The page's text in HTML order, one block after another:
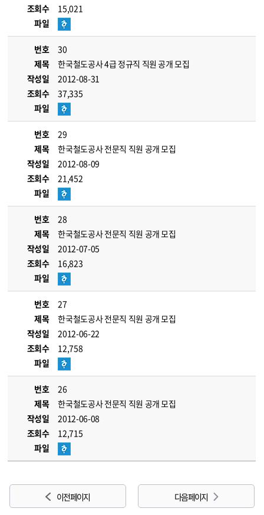
조회수
15,021
파일
번호
30
제목
한국철도공사 4급 정규직 직원 공개 모집
작성일
2012-08-31
조회수
37,335
파일
번호
29
제목
한국철도공사 전문직 직원 공개 모집
작성일
2012-08-09
조회수
21,452
파일
번호
28
제목
한국철도공사 전문직 직원 공개 모집
작성일
2012-07-05
조회수
16,823
파일
번호
27
제목
한국철도공사 전문직 직원 공개 모집
작성일
2012-06-22
조회수
12,758
파일
번호
26
제목
한국철도공사 전문직 직원 공개 모집
작성일
2012-06-08
조회수
12,715
파일
이전 페이지 다음 페이지